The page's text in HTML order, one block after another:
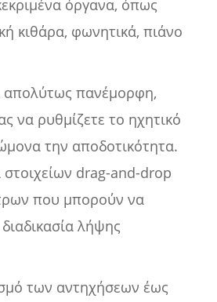
όργανα, όπως
κιθάρα, φωνητικά, πιάνο
απολύτως πανέμορφη,
να ρυθμίζετε το ηχητικό
την αποδοτικότητα.
drag-and-drop
που μπορούν να
λήψης
των αντηχήσεων έως